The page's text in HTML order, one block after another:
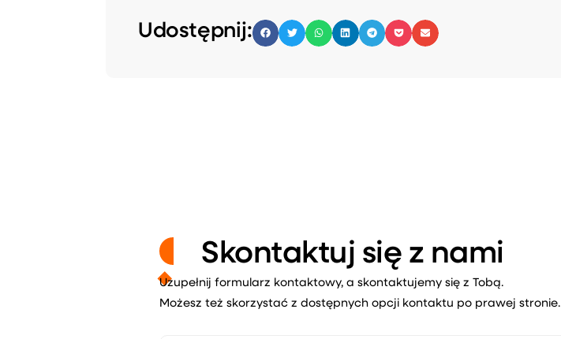
Udostępnij:
Skontaktuj się z nami
Uzupełnij formularz kontaktowy, a skontaktujemy się z Tobą.
Możesz też skorzystać z dostępnych opcji kontaktu po prawej stronie.